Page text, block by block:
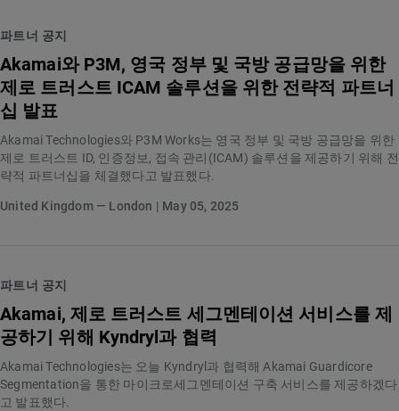
파트너 공지
Akamai와 P3M, 영국 정부 및 국방 공급망을 위한
제로 트러스트 ICAM 솔루션을 위한 전략적 파트너
십 발표
Akamai Technologies와 P3M Works는 영국 정부 및 국방 공급망을 위한
제로 트러스트 ID, 인증정보, 접속 관리(ICAM) 솔루션을 제공하기 위해 전
략적 파트너십을 체결했다고 발표했다.
United Kingdom — London | May 05, 2025
파트너 공지
Akamai, 제로 트러스트 세그멘테이션 서비스를 제
공하기 위해 Kyndryl과 협력
Akamai Technologies는 오늘 Kyndryl과 협력해 Akamai Guardicore
Segmentation을 통한 마이크로세그멘테이션 구축 서비스를 제공하겠다
고 발표했다.